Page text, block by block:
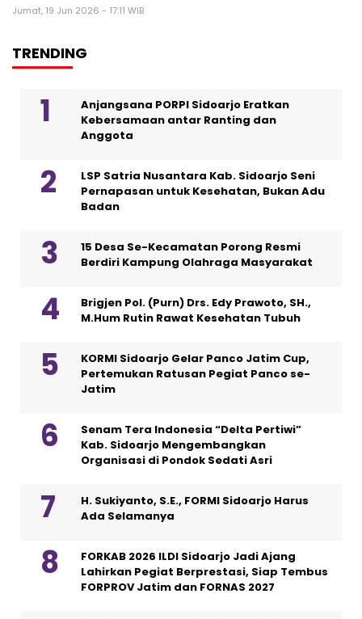
Jumat, 19 Jun 2026 - 17:11 WIB
TRENDING
Anjangsana PORPI Sidoarjo Eratkan
Kebersamaan antar Ranting dan
Anggota
LSP Satria Nusantara Kab. Sidoarjo Seni
Pernapasan untuk Kesehatan, Bukan Adu
Badan
15 Desa Se-Kecamatan Porong Resmi
Berdiri Kampung Olahraga Masyarakat
Brigjen Pol. (Purn) Drs. Edy Prawoto, SH.,
M.Hum Rutin Rawat Kesehatan Tubuh
KORMI Sidoarjo Gelar Panco Jatim Cup,
Pertemukan Ratusan Pegiat Panco se-
Jatim
Senam Tera Indonesia “Delta Pertiwi”
Kab. Sidoarjo Mengembangkan
Organisasi di Pondok Sedati Asri
H. Sukiyanto, S.E., FORMI Sidoarjo Harus
Ada Selamanya
FORKAB 2026 ILDI Sidoarjo Jadi Ajang
Lahirkan Pegiat Berprestasi, Siap Tembus
FORPROV Jatim dan FORNAS 2027